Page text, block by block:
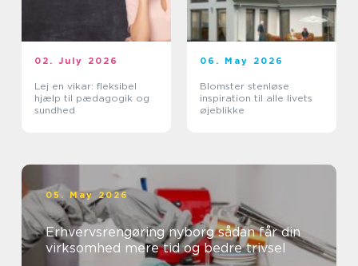
02. July 2026
Lej en vikar: fleksibel
hjælp til pædagogik og
sundhed
06. May 2026
Blomster stenløse
inspiration til alle livets
øjeblikke
05. May 2026
Erhvervsrengøring nyborg sådan får din
virksomhed mere tid og bedre trivsel